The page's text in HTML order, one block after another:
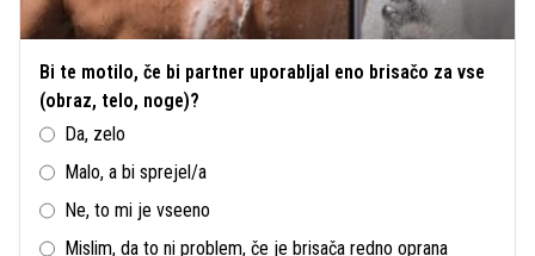
Bi te motilo, če bi partner uporabljal eno brisačo za vse
(obraz, telo, noge)?
Da, zelo
Malo, a bi sprejel/a
Ne, to mi je vseeno
Mislim, da to ni problem, če je brisača redno oprana